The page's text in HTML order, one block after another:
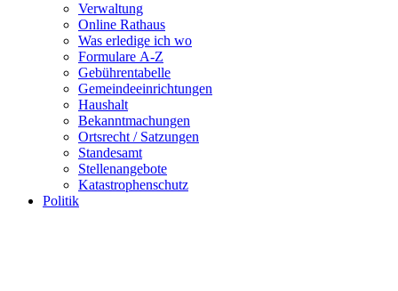
Verwaltung
Online Rathaus
Was erledige ich wo
Formulare A-Z
Gebührentabelle
Gemeindeeinrichtungen
Haushalt
Bekanntmachungen
Ortsrecht / Satzungen
Standesamt
Stellenangebote
Katastrophenschutz
Politik